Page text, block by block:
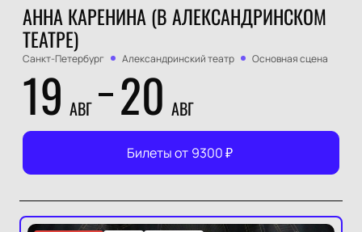
АННА КАРЕНИНА (В АЛЕКСАНДРИНСКОМ
ТЕАТРЕ)
Санкт-Петербург Александринский театр Основная сцена
19 АВГ 20 АВГ
Билеты от 9300₽